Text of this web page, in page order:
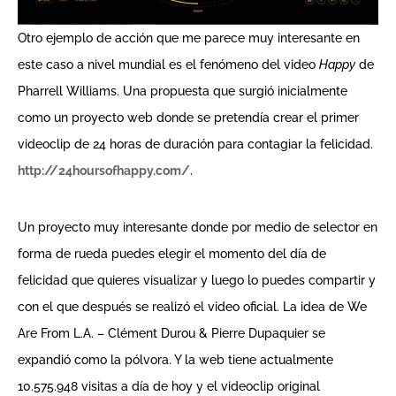
Otro ejemplo de acción que me parece muy interesante en
este caso a nivel mundial es el fenómeno del video Happy de
Pharrell Williams. Una propuesta que surgió inicialmente
como un proyecto web donde se pretendía crear el primer
videoclip de 24 horas de duración para contagiar la felicidad.
http://24hoursofhappy.com/.
Un proyecto muy interesante donde por medio de selector en
forma de rueda puedes elegir el momento del día de
felicidad que quieres visualizar y luego lo puedes compartir y
con el que después se realizó el video oficial. La idea de We
Are From L.A. – Clément Durou & Pierre Dupaquier se
expandió como la pólvora. Y la web tiene actualmente
10.575.948 visitas a día de hoy y el videoclip original